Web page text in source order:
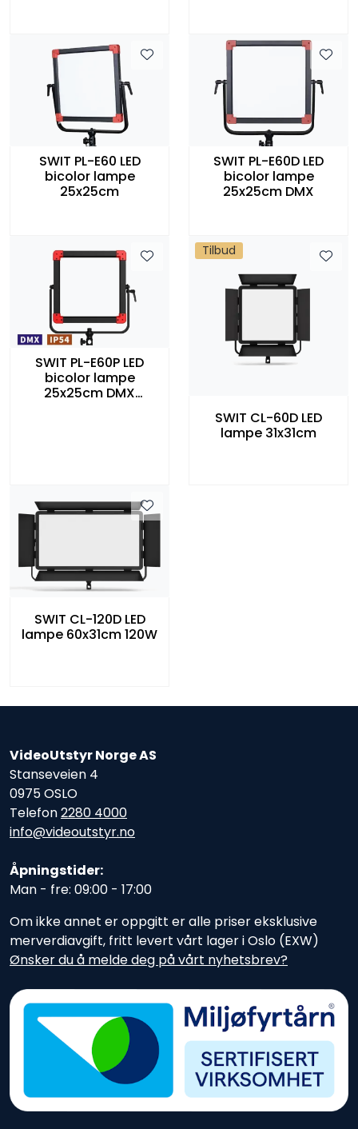
SWIT PL-E60 LED
bicolor lampe
25x25cm
SWIT PL-E60D LED
bicolor lampe
25x25cm DMX
SWIT PL-E60P LED
bicolor lampe
25x25cm DMX
Tilbud
SWIT CL-60D LED
lampe 31x31cm
SWIT CL-120D LED
lampe 60x31cm 120W
VideoUtstyr Norge AS
Stanseveien 4
0975 OSLO
Telefon2280 4000
info@videoutstyr.no
Åpningstider:
Man - fre: 09:00 - 17:00
Om ikke annet er oppgitt er alle priser eksklusive
merverdiavgift, fritt levert vårt lager i Oslo (EXW)
Ønsker du å melde deg på vårt nyhetsbrev?